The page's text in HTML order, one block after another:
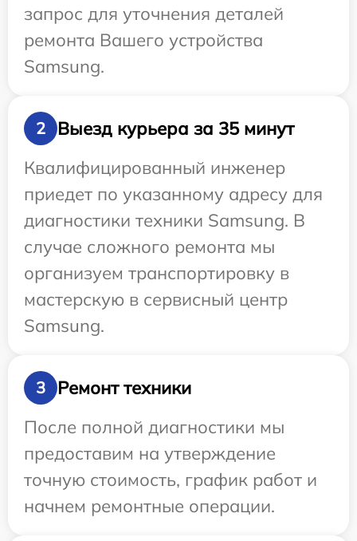
запрос для уточнения деталей
ремонта Вашего устройства
Samsung.
2
Выезд курьера за 35 минут
Квалифицированный инженер
приедет по указанному адресу для
диагностики техники Samsung. В
случае сложного ремонта мы
организуем транспортировку в
мастерскую в сервисный центр
Samsung.
3
Ремонт техники
После полной диагностики мы
предоставим на утверждение
точную стоимость, график работ и
начнем ремонтные операции.